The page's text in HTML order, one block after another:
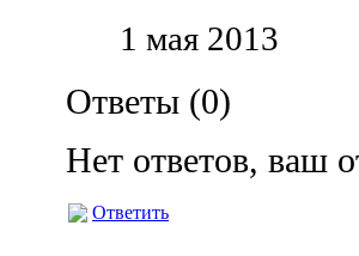
1 мая 2013
Ответы (0)
Нет ответов, ваш
Ответить